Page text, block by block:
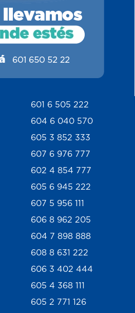
601 6 505 222
604 6 040 570
605 3 852 333
607 6 976 777
602 4 854 777
605 6 945 222
607 5 956 111
606 8 962 205
604 7 898 888
608 8 631 222
606 3 402 444
605 4 368 111
605 2 771 126